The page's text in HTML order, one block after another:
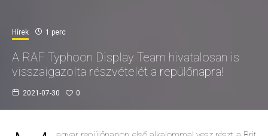
Hírek 1 perc
A RAF Typhoon Display Team hivatalosan is
visszaigazolta részvételét a repülőnapra!
2021-07-30 0